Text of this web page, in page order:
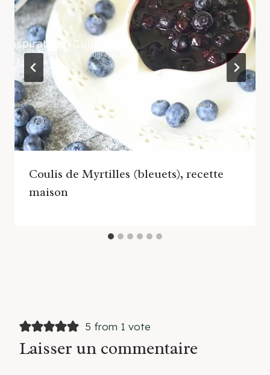
Coulis de Myrtilles (bleuets), recette
maison
5 from 1 vote
Laisser un commentaire